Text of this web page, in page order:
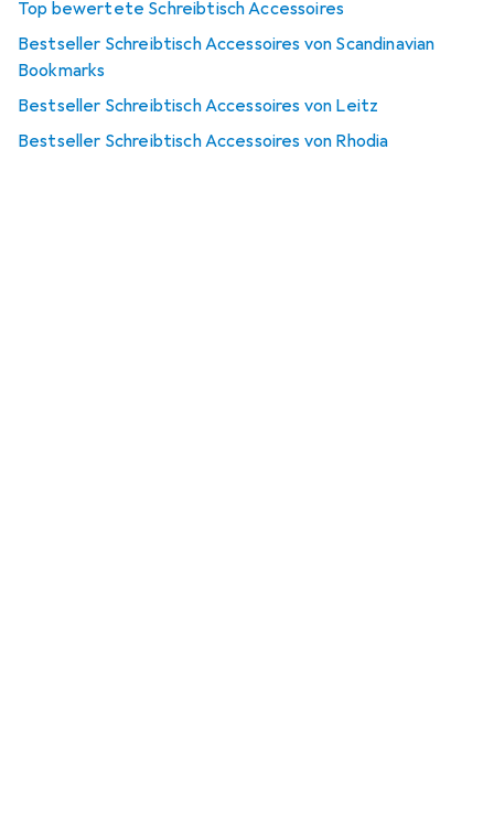
Top bewertete Schreibtisch Accessoires
Bestseller Schreibtisch Accessoires von Scandinavian
Bookmarks
Bestseller Schreibtisch Accessoires von Leitz
Bestseller Schreibtisch Accessoires von Rhodia